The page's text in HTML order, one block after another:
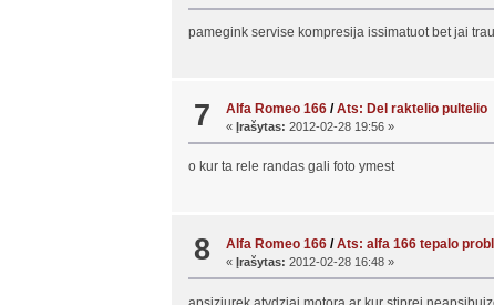
pamegink servise kompresija issimatuot bet jai
7 Alfa Romeo 166 /Ats: Del raktelio pultelio
«Įrašytas: 2012-02-28 19:56 »
o kur ta rele randas gali foto ymest
8 Alfa Romeo 166 /Ats: alfa 166 tepalo
«Įrašytas: 2012-02-28 16:48 »